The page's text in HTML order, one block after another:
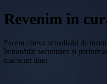
Revenim în
Facem câteva actualizări de
îmbunătăți securitatea și
mai scurt timp.